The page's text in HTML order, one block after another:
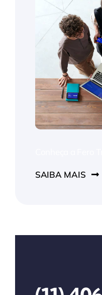
SAIBA MAIS